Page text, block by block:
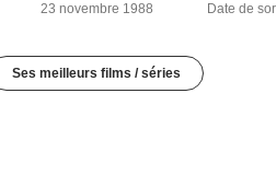
23 novembre 1988 Date de
Ses meilleurs films / séries